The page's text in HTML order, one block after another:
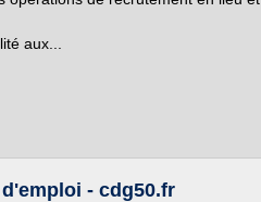
aux...
- cdg50.fr